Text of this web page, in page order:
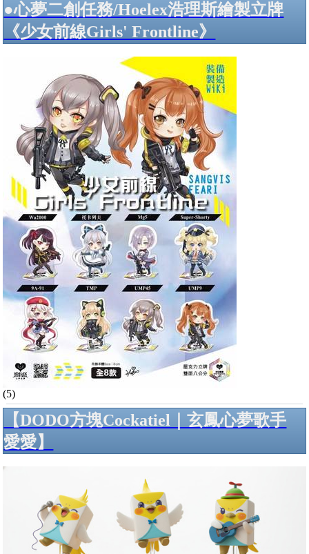
●心夢二創任務/Hoelex浩理斯繪製立牌
《少女前線Girls' Frontline》
(5)
【DODO方塊Cockatiel｜玄鳳心夢歌手
愛愛】